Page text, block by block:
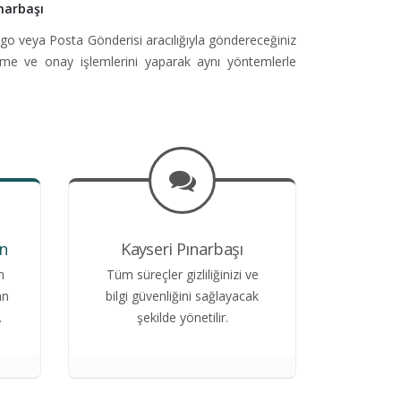
veya Posta Gönderisi aracılığıyla göndereceğiniz
ve onay işlemlerini yaparak aynı yöntemlerle
Kayseri Pınarbaşı
Tüm süreçler gizliliğinizi ve
bilgi güvenliğini sağlayacak
şekilde yönetilir.